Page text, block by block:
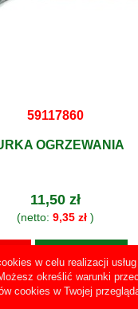
w celu realizacji usług
określić warunki
cookies w Twojej
59117860
OGRZEWANIA
11,50 zł
(netto: 9,35 zł)